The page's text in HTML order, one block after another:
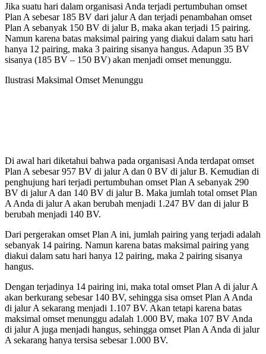
Jika suatu hari dalam organisasi Anda terjadi pertumbuhan omset
Plan A sebesar 185 BV dari jalur A dan terjadi penambahan omset
Plan A sebanyak 150 BV di jalur B, maka akan terjadi 15 pairing.
Namun karena batas maksimal pairing yang diakui dalam satu hari
hanya 12 pairing, maka 3 pairing sisanya hangus. Adapun 35 BV
sisanya (185 BV – 150 BV) akan menjadi omset menunggu.
Ilustrasi Maksimal Omset Menunggu
Di awal hari diketahui bahwa pada organisasi Anda terdapat omset
Plan A sebesar 957 BV di jalur A dan 0 BV di jalur B. Kemudian di
penghujung hari terjadi pertumbuhan omset Plan A sebanyak 290
BV di jalur A dan 140 BV di jalur B. Maka jumlah total omset Plan
A Anda di jalur A akan berubah menjadi 1.247 BV dan di jalur B
berubah menjadi 140 BV.
Dari pergerakan omset Plan A ini, jumlah pairing yang terjadi adalah
sebanyak 14 pairing. Namun karena batas maksimal pairing yang
diakui dalam satu hari hanya 12 pairing, maka 2 pairing sisanya
hangus.
Dengan terjadinya 14 pairing ini, maka total omset Plan A di jalur A
akan berkurang sebesar 140 BV, sehingga sisa omset Plan A Anda
di jalur A sekarang menjadi 1.107 BV. Akan tetapi karena batas
maksimal omset menunggu adalah 1.000 BV, maka 107 BV Anda
di jalur A juga menjadi hangus, sehingga omset Plan A Anda di jalur
A sekarang hanya tersisa sebesar 1.000 BV.